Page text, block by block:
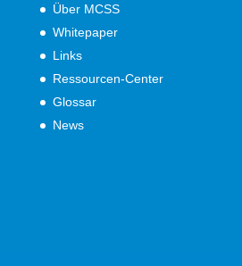
Über MCSS
Whitepaper
Links
Ressourcen-Center
Glossar
News